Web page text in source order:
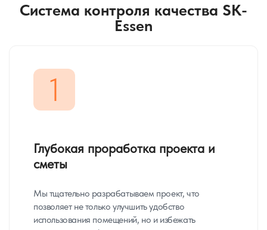
Система контроля качества SK-
Essen
1
Глубокая проработка проекта и
сметы
Мы тщательно разрабатываем проект, что
позволяет не только улучшить удобство
использования помещений, но и избежать